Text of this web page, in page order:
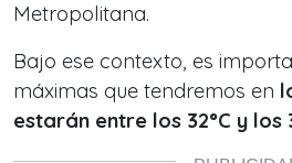
Metropolitana.
Bajo ese contexto, es
máximas que tendremos en
estarán entre los 32°C y los